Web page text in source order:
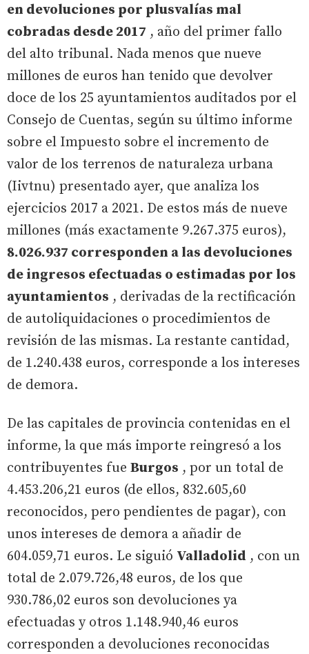
en devoluciones por plusvalías mal
cobradas desde 2017 , año del primer fallo
del alto tribunal. Nada menos que nueve
millones de euros han tenido que devolver
doce de los 25 ayuntamientos auditados por el
Consejo de Cuentas, según su último informe
sobre el Impuesto sobre el incremento de
valor de los terrenos de naturaleza urbana
(Iivtnu) presentado ayer, que analiza los
ejercicios 2017 a 2021. De estos más de nueve
millones (más exactamente 9.267.375 euros),
8.026.937 corresponden a las devoluciones
de ingresos efectuadas o estimadas por los
ayuntamientos , derivadas de la rectificación
de autoliquidaciones o procedimientos de
revisión de las mismas. La restante cantidad,
de 1.240.438 euros, corresponde a los intereses
de demora.
De las capitales de provincia contenidas en el
informe, la que más importe reingresó a los
contribuyentes fue Burgos , por un total de
4.453.206,21 euros (de ellos, 832.605,60
reconocidos, pero pendientes de pagar), con
unos intereses de demora a añadir de
604.059,71 euros. Le siguió Valladolid , con un
total de 2.079.726,48 euros, de los que
930.786,02 euros son devoluciones ya
efectuadas y otros 1.148.940,46 euros
corresponden a devoluciones reconocidas